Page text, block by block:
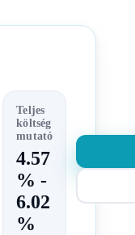
Teljes
költség
mutató
4.57
% -
6.02
%